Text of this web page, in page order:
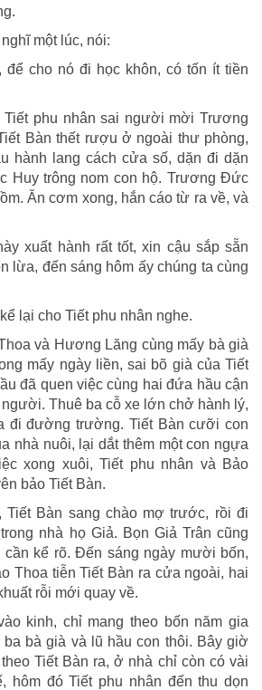
một lúc, nói:
để cho nó đi học khôn, có tốn ít tiền
Tiết phu nhân sai người mời Trương
Bàn thết rượu ở ngoài thư phòng,
hành lang cách cửa số, dặn đi dặn
Huy trông nom con hộ. Trương Đức
Ăn cơm xong, hắn cáo từ ra về, và
xuất hành rất tốt, xin cậu sắp sẵn
lừa, đến sáng hôm ấy chúng ta cùng
lại cho Tiết phu nhân nghe.
và Hương Lăng cùng mấy bà già
mấy ngày liền, sai bõ già của Tiết
đã quen việc cùng hai đứa hầu cận
Thuê ba cỗ xe lớn chở hành lý,
đi đường trường. Tiết Bàn cưỡi con
nhà nuôi, lại dắt thêm một con ngựa
xong xuôi, Tiết phu nhân và Bảo
bảo Tiết Bàn.
Bàn sang chào mợ trước, rồi đi
nhà họ Giả. Bọn Giả Trân cũng
cần kể rõ. Đến sáng ngày mười bốn,
Thoa tiễn Tiết Bàn ra cửa ngoài, hai
rỗi mới quay về.
kinh, chỉ mang theo bốn năm gia
bà già và lũ hầu con thôi. Bây giờ
Tiết Bàn ra, ở nhà chỉ còn có vài
hôm đó Tiết phu nhân đến thu dọn